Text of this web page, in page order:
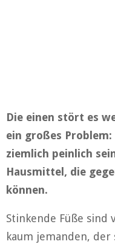
Die einen stört es
ein großes
ziemlich peinlich
Hausmittel, die
können.
Stinkende Füße sind
kaum jemanden, der